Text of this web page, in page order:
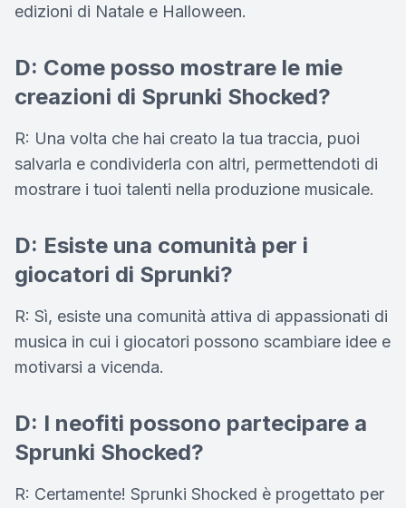
edizioni di Natale e Halloween.
D: Come posso mostrare le mie
creazioni di Sprunki Shocked?
R: Una volta che hai creato la tua traccia, puoi
salvarla e condividerla con altri, permettendoti di
mostrare i tuoi talenti nella produzione musicale.
D: Esiste una comunità per i
giocatori di Sprunki?
R: Sì, esiste una comunità attiva di appassionati di
musica in cui i giocatori possono scambiare idee e
motivarsi a vicenda.
D: I neofiti possono partecipare a
Sprunki Shocked?
R: Certamente! Sprunki Shocked è progettato per